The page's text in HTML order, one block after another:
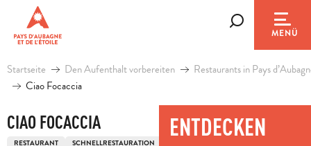
contenu
principal
MENÜ
ENTDECKEN
Startseite Den Aufenthalt vorbereiten
Restaurants in Pays
Ciao Focaccia
CIAO FOCACCIA
RESTAURANT SCHNELLRESTAURATION